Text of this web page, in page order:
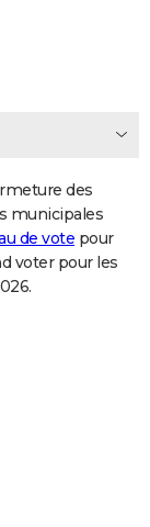
des
municipales
de vote pour
voter pour les